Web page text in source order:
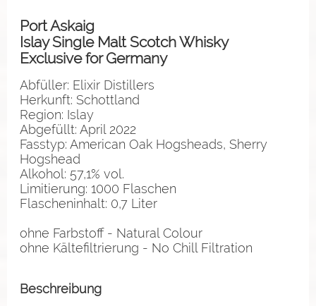
Port Askaig
Islay Single Malt Scotch Whisky
Exclusive for Germany
Abfüller: Elixir Distillers
Herkunft: Schottland
Region: Islay
Abgefüllt: April 2022
Fasstyp: American Oak Hogsheads, Sherry
Hogshead
Alkohol: 57,1% vol.
Limitierung: 1000 Flaschen
Flascheninhalt: 0,7 Liter
ohne Farbstoff - Natural Colour
ohne Kältefiltrierung - No Chill Filtration
Beschreibung